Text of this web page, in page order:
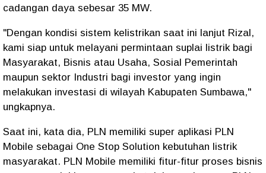
cadangan daya sebesar 35 MW.
"Dengan kondisi sistem kelistrikan saat ini lanjut Rizal,
kami siap untuk melayani permintaan suplai listrik bagi
Masyarakat, Bisnis atau Usaha, Sosial Pemerintah
maupun sektor Industri bagi investor yang ingin
melakukan investasi di wilayah Kabupaten Sumbawa,"
ungkapnya.
Saat ini, kata dia, PLN memiliki super aplikasi PLN
Mobile sebagai One Stop Solution kebutuhan listrik
masyarakat. PLN Mobile memiliki fitur-fitur proses bisnis